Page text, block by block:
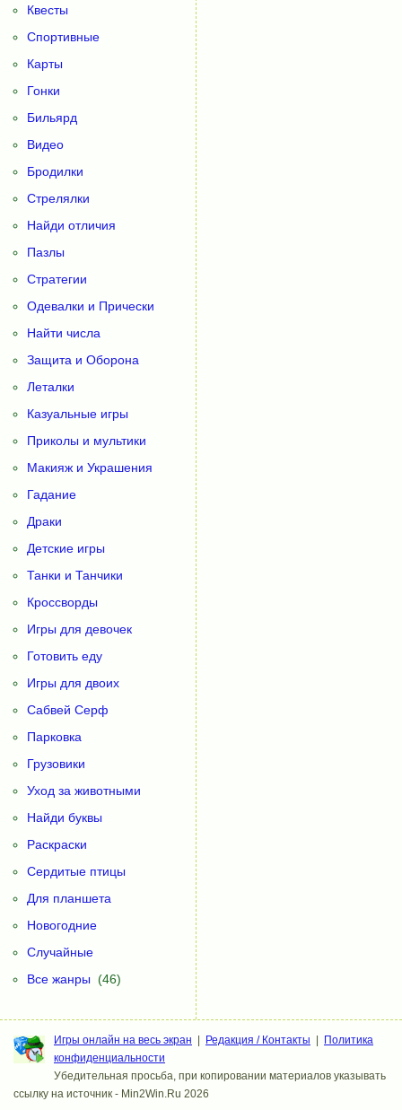
Квесты
Спортивные
Карты
Гонки
Бильярд
Видео
Бродилки
Стрелялки
Найди отличия
Пазлы
Стратегии
Одевалки и Прически
Найти числа
Защита и Оборона
Леталки
Казуальные игры
Приколы и мультики
Макияж и Украшения
Гадание
Драки
Детские игры
Танки и Танчики
Кроссворды
Игры для девочек
Готовить еду
Игры для двоих
Сабвей Серф
Парковка
Грузовики
Уход за животными
Найди буквы
Раскраски
Сердитые птицы
Для планшета
Новогодние
Случайные
Все жанры (46)
Игры онлайн на весь экран Редакция / Контакты
Политика
конфиденциальности
Убедительная просьба, при копировании материалов указывать
ссылку на источник - Min2Win.Ru 2026